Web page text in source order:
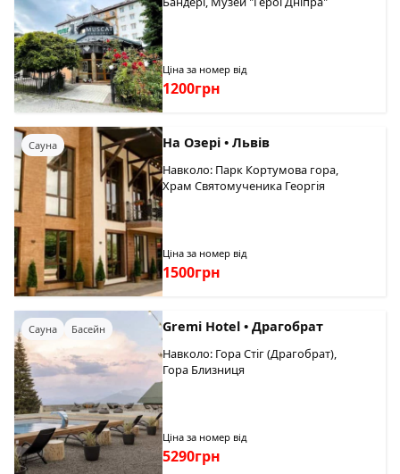
Ціна за номер від
1200грн
Сауна На Озері • Львів
Навколо: Парк Кортумова гора,
Храм Святомученика Георгія
Ціна за номер від
1500грн
Сауна Басейн Gremi Hotel • Драгобрат
Навколо: Гора Стіг (Драгобрат),
Гора Близниця
Ціна за номер від
5290грн